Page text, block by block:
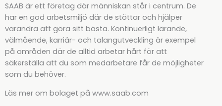
SAAB är ett företag där människan står i centrum. De
har en god arbetsmiljö där de stöttar och hjälper
varandra att göra sitt bästa. Kontinuerligt lärande,
välmående, karriär- och talangutveckling är exempel
på områden där de alltid arbetar hårt för att
säkerställa att du som medarbetare får de möjligheter
som du behöver.
Läs mer om bolaget på www.saab.com